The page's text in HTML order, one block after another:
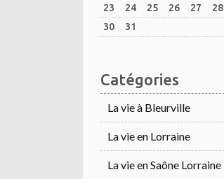
23
24 25 26 27 28
30
31
Catégories
La vie à Bleurville
La vie en Lorraine
La vie en Saône Lorraine